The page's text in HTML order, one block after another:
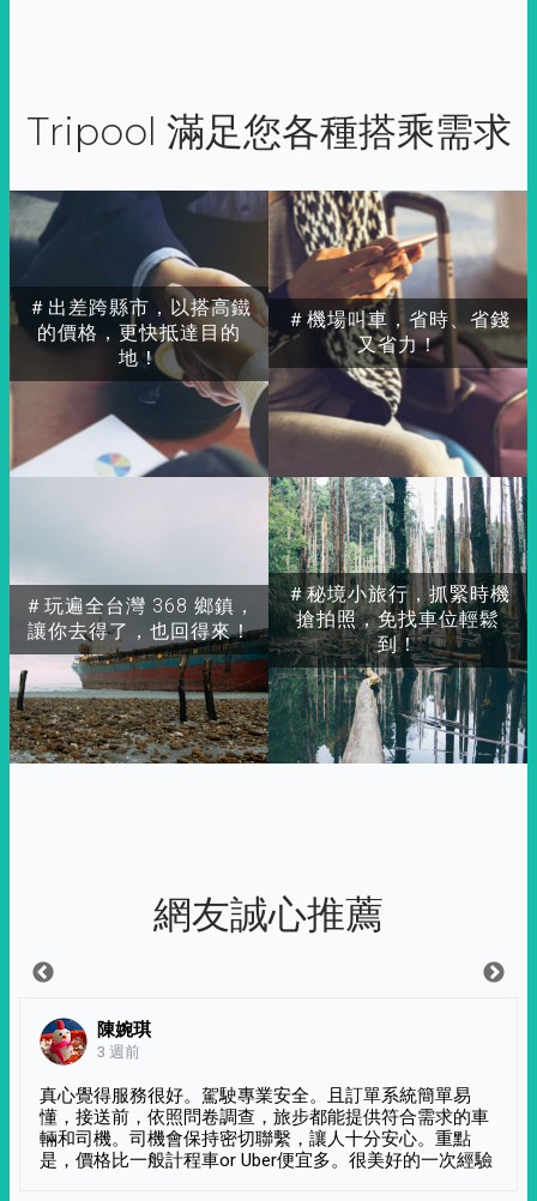
Tripool 滿足您各種搭乘需求
＃出差跨縣市，以搭高鐵
的價格，更快抵達目的
地！
＃玩遍全台灣 368 鄉鎮，
讓你去得了，也回得來！
＃秘境小旅行，抓緊時機
搶拍照，免找車位輕鬆
到！
＃機場叫車，省時、省錢
又省力！
網友誠心推薦
陳婉琪
3 週前
真心覺得服務很好。駕駛專業安全。且訂單系統簡單易
懂，接送前，依照問卷調查，旅步都能提供符合需求的車
輛和司機。司機會保持密切聯繫，讓人十分安心。重點
是，價格比一般計程車or Uber便宜多。很美好的一次經驗